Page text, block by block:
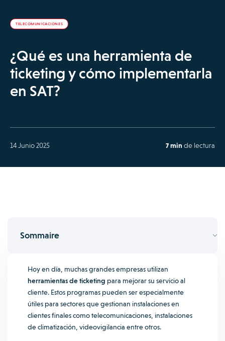
TELECOMUNICACIONES
¿Qué es una herramienta de
ticketing y cómo implementarla
en SAT?
14 Junio 2025 7 min de lectura
Sommaire
Hoy en día, muchas grandes empresas utilizan
herramientas de ticketing para mejorar su servicio al
cliente. Estos programas pueden ser especialmente
útiles para sectores que gestionan instalaciones en
clientes finales como telecomunicaciones, instalaciones
de climatización, videovigilancia entre otros.